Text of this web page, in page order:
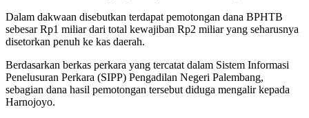
Dalam dakwaan disebutkan terdapat pemotongan dana BPHTB
sebesar Rp1 miliar dari total kewajiban Rp2 miliar yang seharusnya
disetorkan penuh ke kas daerah.
Berdasarkan berkas perkara yang tercatat dalam Sistem Informasi
Penelusuran Perkara (SIPP) Pengadilan Negeri Palembang,
sebagian dana hasil pemotongan tersebut diduga mengalir kepada
Harnojoyo.